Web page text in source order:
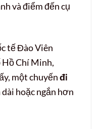
và điểm đến cụ
tế Đào Viên
Chí Minh,
một chuyếnđi
hoặc ngắn hơn